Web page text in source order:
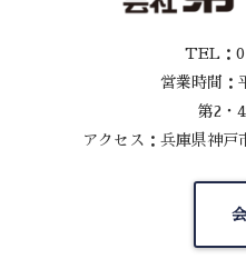
TEL：
営業時間：
第2・
アクセス：兵庫県神戸